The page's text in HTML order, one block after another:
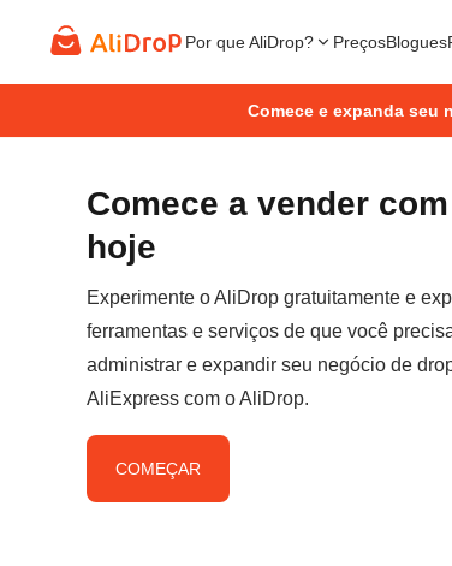
Por que AliDrop? PreçosBlogues
Comece e expanda seu
Comece a vender
hoje
Experimente o AliDrop gratuitamente e
ferramentas e serviços de que você
administrar e expandir seu negócio de
AliExpress com o AliDrop.
COMEÇAR